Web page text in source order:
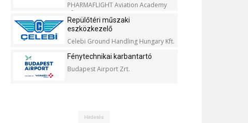
PHARMAFLIGHT Aviation Academy
Kft.
Repülőtéri műszaki
eszközkezelő
Celebi Ground Handling Hungary Kft.
Fénytechnikai karbantartó
Budapest Airport Zrt.
Hirdetés